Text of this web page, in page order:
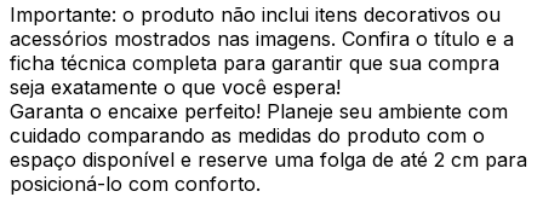
Importante: o produto não inclui itens decorativos ou
acessórios mostrados nas imagens. Confira o título e a
ficha técnica completa para garantir que sua compra
seja exatamente o que você espera!
Garanta o encaixe perfeito! Planeje seu ambiente com
cuidado comparando as medidas do produto com o
espaço disponível e reserve uma folga de até 2 cm para
posicioná-lo com conforto.